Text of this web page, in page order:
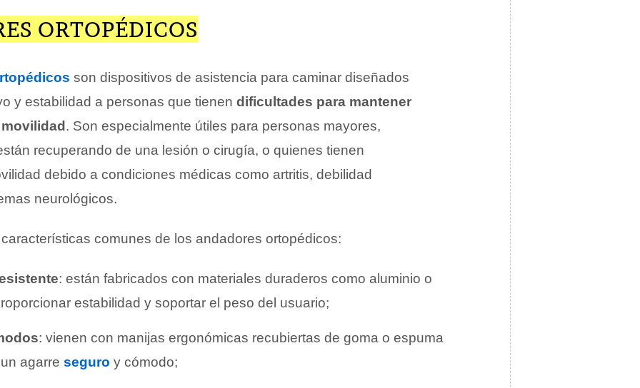
ORTOPÉDICOS
son dispositivos de asistencia para caminar diseñados
y estabilidad a personas que tienen dificultades para mantener
. Son especialmente útiles para personas mayores,
recuperando de una lesión o cirugía, o quienes tienen
debido a condiciones médicas como artritis, debilidad
neurológicos.
comunes de los andadores ortopédicos:
: están fabricados con materiales duraderos como aluminio o
estabilidad y soportar el peso del usuario;
: vienen con manijas ergonómicas recubiertas de goma o espuma
agarre seguro y cómodo;